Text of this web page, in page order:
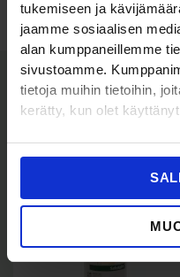
tukemiseen ja
jaamme sosiaalisen
alan kumppaneillemme
sivustoamme.
tietoja muihin tietoihin,
kerätty, kun olet
Tutustu